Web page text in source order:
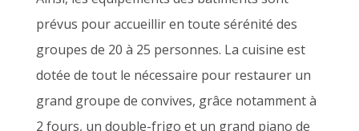
prévus pour accueillir en toute sérénité des
groupes de 20 à 25 personnes. La cuisine est
dotée de tout le nécessaire pour restaurer un
grand groupe de convives, grâce notamment à
2 fours, un double-frigo et un grand piano de